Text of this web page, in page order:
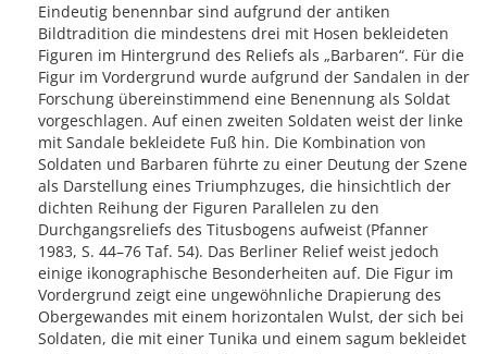
Eindeutig benennbar sind aufgrund der antiken
Bildtradition die mindestens drei mit Hosen bekleideten
Figuren im Hintergrund des Reliefs als „Barbaren“. Für die
Figur im Vordergrund wurde aufgrund der Sandalen in der
Forschung übereinstimmend eine Benennung als Soldat
vorgeschlagen. Auf einen zweiten Soldaten weist der linke
mit Sandale bekleidete Fuß hin. Die Kombination von
Soldaten und Barbaren führte zu einer Deutung der Szene
als Darstellung eines Triumphzuges, die hinsichtlich der
dichten Reihung der Figuren Parallelen zu den
Durchgangsreliefs des Titusbogens aufweist (Pfanner
1983, S. 44–76 Taf. 54). Das Berliner Relief weist jedoch
einige ikonographische Besonderheiten auf. Die Figur im
Vordergrund zeigt eine ungewöhnliche Drapierung des
Obergewandes mit einem horizontalen Wulst, der sich bei
Soldaten, die mit einer Tunika und einem sagum bekleidet